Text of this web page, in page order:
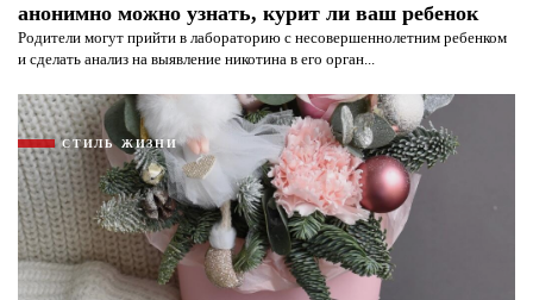
анонимно можно узнать, курит ли ваш ребенок
Родители могут прийти в лабораторию с несовершеннолетним ребенком
и сделать анализ на выявление никотина в его орган...
СТИЛЬ ЖИЗНИ